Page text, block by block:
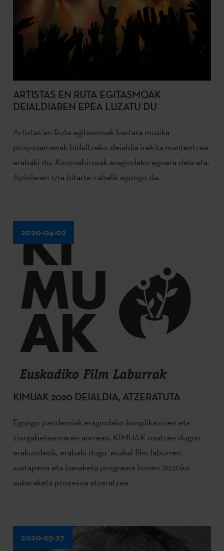
ARTISTAS EN RUTA EGITASMOAK
DEIALDIAREN EPEA LUZATU DU
Artistas en Ruta egitasmoak bertara musika
proposamenak bidaltzeko deialdia irekita mantentzea
erabaki du, Koronabirusak eragindako egoera dela eta.
Apirilaren 17ra bitarte zabalik egongo da.
2020-04-02
KIMUAK 2020 DEIALDIA, ATZERATUTA
Egungo pandemiak eragindako konplikazioen eta
ziurgabetasunaren aurrean, KIMUAK osatzen dugun
erakundeok, erabaki dugu euskal film laburren
sustapena eta banaketa programa honen 2020ko
aukeraketa prozesua atzeratzea.
2020-03-27